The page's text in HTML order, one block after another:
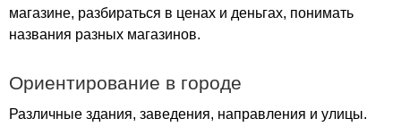
магазине, разбираться в ценах и деньгах, понимать
названия разных магазинов.
Ориентирование в городе
Различные здания, заведения, направления и улицы.